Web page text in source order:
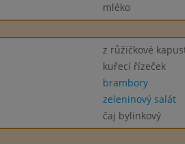
mléko
z růžičkové
kuřecí řízeček
brambory
zeleninový salát
čaj bylinkový